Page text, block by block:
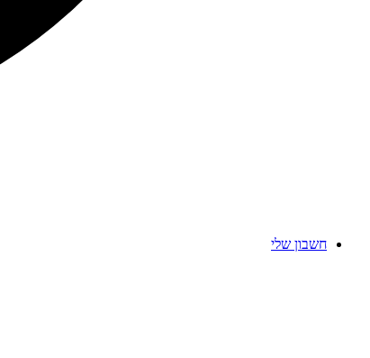
חשבון שלי